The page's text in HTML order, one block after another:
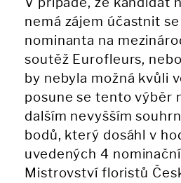
nemá zájem účastnit
nominanta na
soutěž Eurofleurs,
by nebyla možná kvůli
posune se tento výběr
dalším nevyšším
bodů, který dosáhl v
uvedených 4
Mistrovství floristů